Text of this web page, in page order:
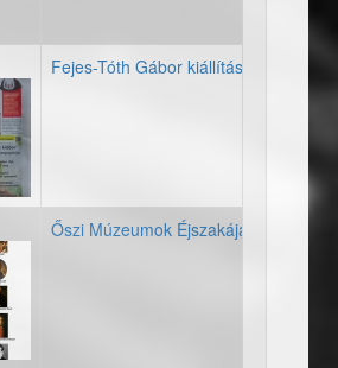
Fejes-Tóth Gábor kiállításának
Őszi Múzeumok Éjszakája